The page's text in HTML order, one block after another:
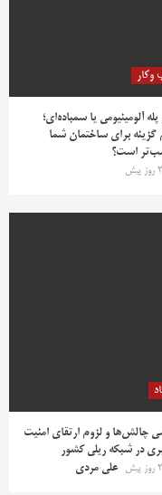
وکار
پله آلومینیومی یا سمباده‌ای؛
گزینه برای ساختمان شما
است؟
2 روز پیش
چالش‌ها و لزوم ارتقای امنیت
در شبکه ریلی کشور
2 روز پیش
علی مردی